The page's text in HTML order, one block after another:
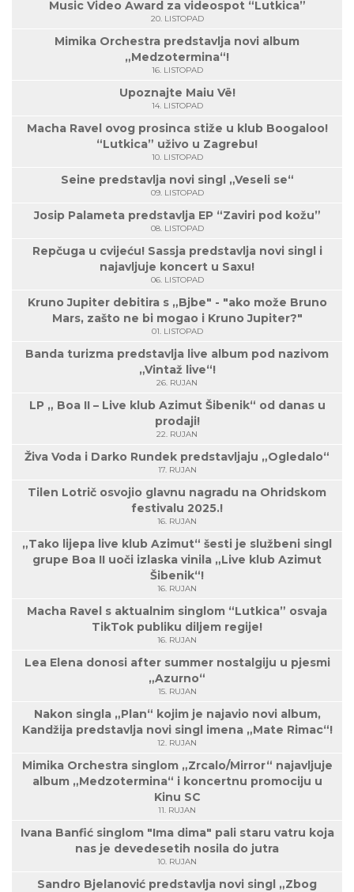
Music Video Award za videospot “Lutkica”
20. LISTOPAD
Mimika Orchestra predstavlja novi album
„Medzotermina“!
16. LISTOPAD
Upoznajte Maiu Vë!
14. LISTOPAD
Macha Ravel ovog prosinca stiže u klub Boogaloo!
“Lutkica” uživo u Zagrebu!
10. LISTOPAD
Seine predstavlja novi singl „Veseli se“
09. LISTOPAD
Josip Palameta predstavlja EP “Zaviri pod kožu”
08. LISTOPAD
Repčuga u cvijeću! Sassja predstavlja novi singl i
najavljuje koncert u Saxu!
06. LISTOPAD
Kruno Jupiter debitira s „Bjbe" - "ako može Bruno
Mars, zašto ne bi mogao i Kruno Jupiter?"
01. LISTOPAD
Banda turizma predstavlja live album pod nazivom
„Vintaž live“!
26. RUJAN
LP „ Boa II – Live klub Azimut Šibenik“ od danas u
prodaji!
22. RUJAN
Živa Voda i Darko Rundek predstavljaju „Ogledalo“
17. RUJAN
Tilen Lotrič osvojio glavnu nagradu na Ohridskom
festivalu 2025.!
16. RUJAN
„Tako lijepa live klub Azimut“ šesti je službeni singl
grupe Boa II uoči izlaska vinila „Live klub Azimut
Šibenik“!
16. RUJAN
Macha Ravel s aktualnim singlom “Lutkica” osvaja
TikTok publiku diljem regije!
16. RUJAN
Lea Elena donosi after summer nostalgiju u pjesmi
„Azurno“
15. RUJAN
Nakon singla „Plan“ kojim je najavio novi album,
Kandžija predstavlja novi singl imena „Mate Rimac“!
12. RUJAN
Mimika Orchestra singlom „Zrcalo/Mirror“ najavljuje
album „Medzotermina“ i koncertnu promociju u
Kinu SC
11. RUJAN
Ivana Banfić singlom "Ima dima" pali staru vatru koja
nas je devedesetih nosila do jutra
10. RUJAN
Sandro Bjelanović predstavlja novi singl „Zbog